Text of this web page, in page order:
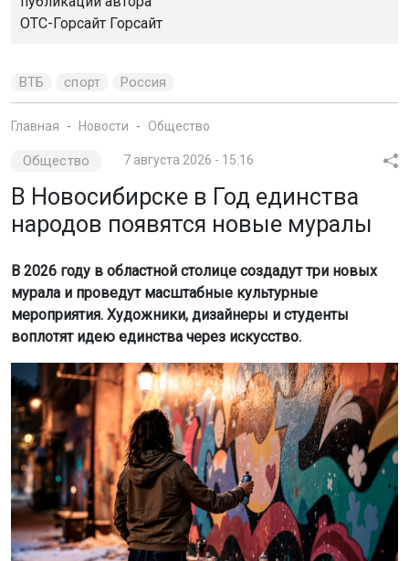
ОТС-Горсайт Горсайт
ВТБ спорт Россия
Главная Новости Общество
Общество 7 августа 2026 - 15:16
В Новосибирске в Год единства
народов появятся новые муралы
В 2026 году в областной столице создадут три новых
мурала и проведут масштабные культурные
мероприятия. Художники, дизайнеры и студенты
воплотят идею единства через искусство.